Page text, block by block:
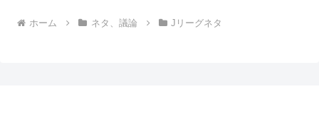
ホーム ネタ、議論 Jリーグネタ